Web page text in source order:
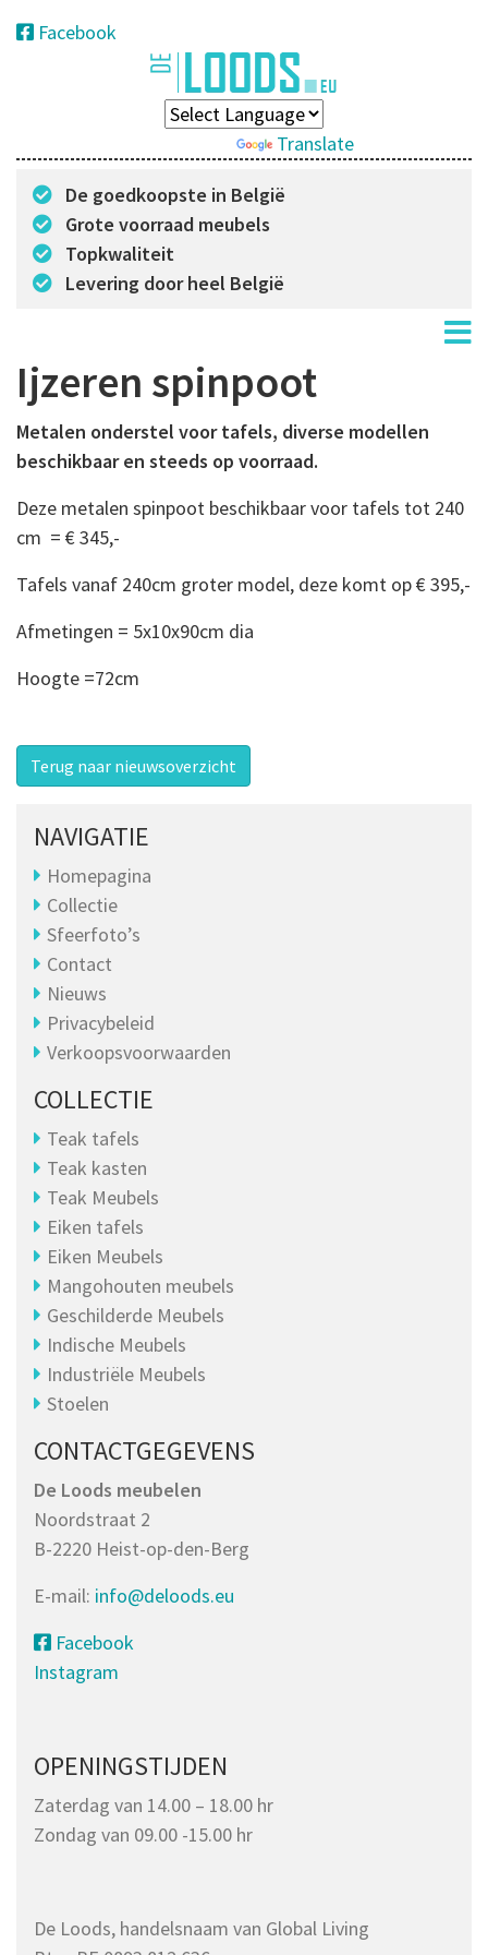
Facebook
Translate
De goedkoopste in België
Grote voorraad meubels
Topkwaliteit
Levering door heel België
Ijzeren spinpoot
Metalen onderstel voor tafels, diverse modellen
beschikbaar en steeds op voorraad.
Deze metalen spinpoot beschikbaar voor tafels tot 240
cm = € 345,-
Tafels vanaf 240cm groter model, deze komt op € 395,-
Afmetingen = 5x10x90cm dia
Hoogte =72cm
Terug naar nieuwsoverzicht
NAVIGATIE
Homepagina
Collectie
Sfeerfoto’s
Contact
Nieuws
Privacybeleid
Verkoopsvoorwaarden
COLLECTIE
Teak tafels
Teak kasten
Teak Meubels
Eiken tafels
Eiken Meubels
Mangohouten meubels
Geschilderde Meubels
Indische Meubels
Industriële Meubels
Stoelen
CONTACTGEGEVENS
De Loods meubelen
Noordstraat 2
B-2220 Heist-op-den-Berg
E-mail: info@deloods.eu
Facebook
Instagram
OPENINGSTIJDEN
Zaterdag van 14.00 – 18.00 hr
Zondag van 09.00 -15.00 hr
De Loods, handelsnaam van Global Living